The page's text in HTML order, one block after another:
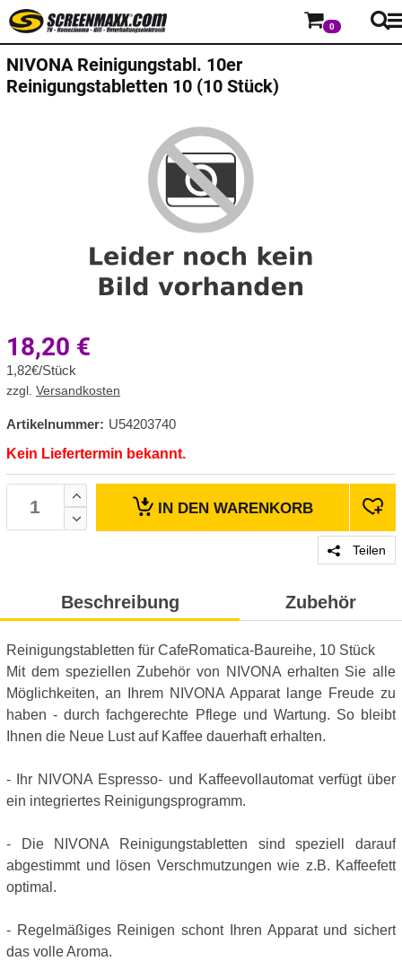
0
NIVONA Reinigungstabl. 10er
Reinigungstabletten 10 (10 Stück)
18,20 €
1,82€/Stück
zzgl. Versandkosten
Artikelnummer: U54203740
Kein Liefertermin bekannt.
IN DEN WARENKORB
Teilen
Beschreibung Zubehör
Reinigungstabletten für CafeRomatica-Baureihe, 10 Stück
Mit dem speziellen Zubehör von NIVONA erhalten Sie alle
Möglichkeiten, an Ihrem NIVONA Apparat lange Freude zu
haben - durch fachgerechte Pflege und Wartung. So bleibt
Ihnen die Neue Lust auf Kaffee dauerhaft erhalten.
- Ihr NIVONA Espresso- und Kaffeevollautomat verfügt über
ein integriertes Reinigungsprogramm.
- Die NIVONA Reinigungstabletten sind speziell darauf
abgestimmt und lösen Verschmutzungen wie z.B. Kaffeefett
optimal.
- Regelmäßiges Reinigen schont Ihren Apparat und sichert
das volle Aroma.